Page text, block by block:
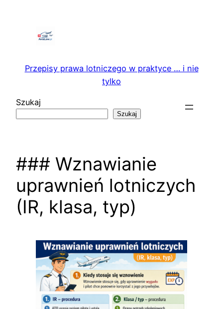
Przepisy prawa lotniczego w praktyce … i nie
tylko
Szukaj
Szukaj
### Wznawianie
uprawnień lotniczych
(IR, klasa, typ)